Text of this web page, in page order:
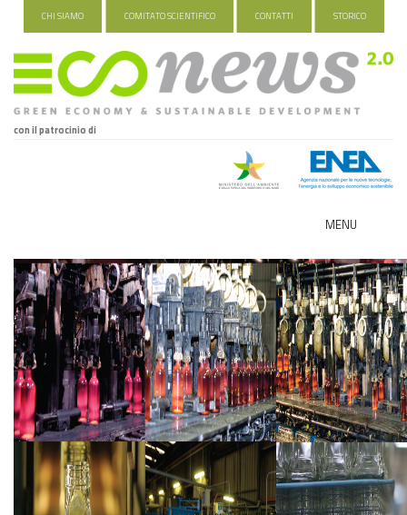
CHI SIAMO COMITATO SCIENTIFICO CONTATTI STORICO
con il patrocinio di
MENU
ECO-NOMY
INDUSTRIA VERDE
FOOD&TRAVEL
HEALTH&WELLNESS
GREEN TECH
GLOCAL
ECO-EVENTI